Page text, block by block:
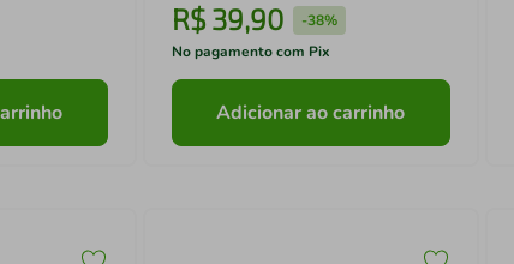
R$ 39,90 -38%
No pagamento com Pix
Adicionar ao carrinho